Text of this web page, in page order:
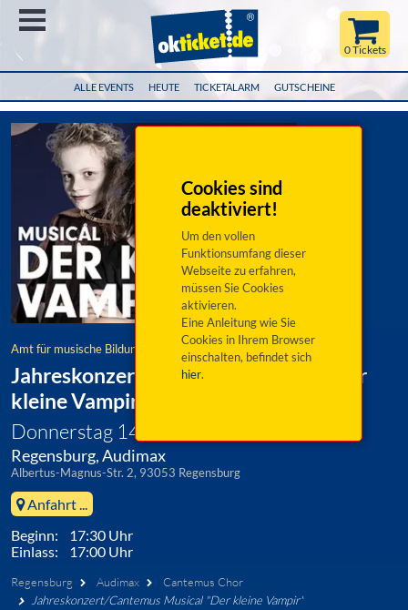
ALLE EVENTS HEUTE TICKETALARM GUTSCHEINE
0 Tickets
Cookies sind
deaktiviert!
Um den vollen
Funktionsumfang dieser
Webseite zu erfahren,
müssen Sie Cookies
aktivieren.
Eine Anleitung wie Sie
Cookies in Ihrem Browser
einschalten, befindet sich
hier.
Amt für musische Bildung
Jahreskonzert/Cantemus Musical "Der
kleine Vampir"
Donnerstag 14. Mai 2026
Regensburg, Audimax
Albertus-Magnus-Str. 2, 93053 Regensburg
Anfahrt ...
Beginn: 17:30 Uhr
Einlass: 17:00 Uhr
Regensburg Audimax
Cantemus Chor
Jahreskonzert/Cantemus Musical "Der kleine Vampir"